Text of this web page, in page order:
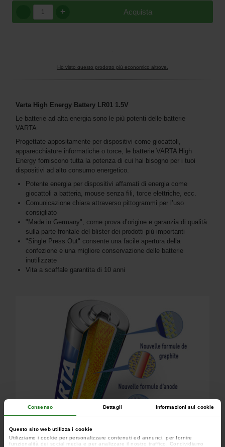
Consenso Dettagli Informazioni sui cookie
Questo sito web utilizza i cookie
Utilizziamo i cookie per personalizzare contenuti ed annunci, per fornire
funzionalità dei social media e per analizzare il nostro traffico. Condividiamo
Acquista
+
Ho visto questo prodotto più economico altrove.
Varta High Energy Battery LR01 1.5V
Le batterie ad alta energia sono le più potenti delle batterie
VARTA.
Progettate appositamente per dispositivi come giocattoli,
apparecchiature informatiche o torce, le batterie VARTA High
Energy forniscono tutta la potenza di cui hai bisogno per i tuoi
dispositivi ad alto consumo energetico.
Potente energia per dispositivi affamati di energia come
giocattoli a batteria, mouse senza fili, torce elettriche, ecc.
Comunicazione chiara attraverso pittogrammi per l’uso
consigliato
"Made in Germany", come prova d’origine e garanzia di qualità
sulla parte frontale del blister dei prodotti più importanti
"Single Press Out" consente una facile apertura della
confezione e una migliore conservazione delle batterie
inutilizzate
Vita a scaffale garantita di 10 anni